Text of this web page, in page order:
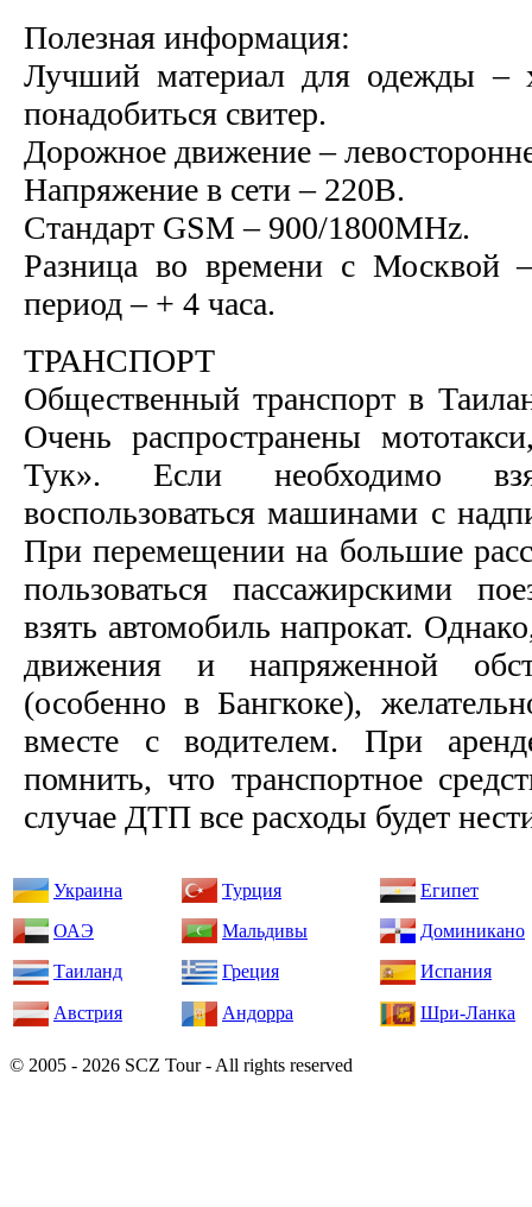
Полезная информация:
Лучший материал для одежды –
понадобиться свитер.
Дорожное движение –
Напряжение в сети – 220В.
Стандарт GSM – 900/1800MHz.
Разница во времени с Москвой
период – + 4 часа.
ТРАНСПОРТ
Общественный транспорт в
Очень распространены
Тук». Если необходимо
воспользоваться машинами с
При перемещении на большие
пользоваться пассажирскими
взять автомобиль напрокат.
движения и напряженной
(особенно в Бангкоке),
вместе с водителем. При
помнить, что транспортное
случае ДТП все расходы будет
Украина Турция
Египет
ОАЭ
Мальдивы
Доминикано
Таиланд
Греция Испания
Австрия Андорра Шри-Ланка
© 2005 - 2026 SCZ Tour - All rights reserved